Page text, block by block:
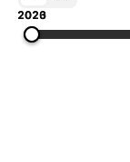
2020
2023
2026